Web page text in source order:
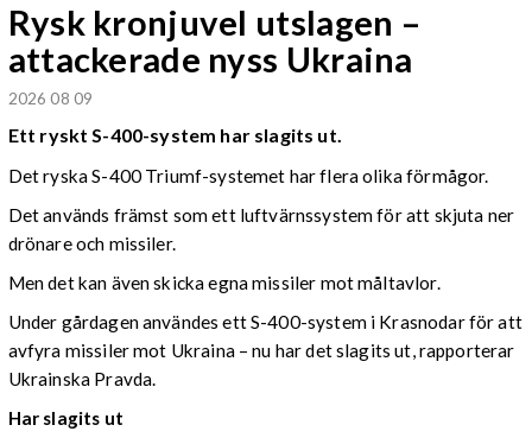
Rysk kronjuvel utslagen –
attackerade nyss Ukraina
2026 08 09
Ett ryskt S-400-system har slagits ut.
Det ryska S-400 Triumf-systemet har flera olika förmågor.
Det används främst som ett luftvärnssystem för att skjuta ner
drönare och missiler.
Men det kan även skicka egna missiler mot måltavlor.
Under gårdagen användes ett S-400-system i Krasnodar för att
avfyra missiler mot Ukraina – nu har det slagits ut, rapporterar
Ukrainska Pravda.
Har slagits ut